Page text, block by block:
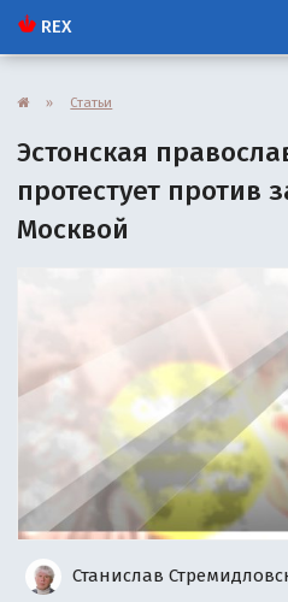
REX
» Статьи
Эстонская
протестует против
Москвой
Станислав